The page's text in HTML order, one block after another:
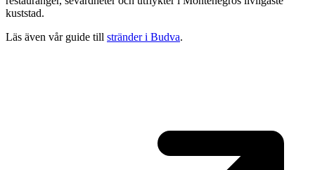
kuststad.
Läs även vår guide till stränder i Budva.